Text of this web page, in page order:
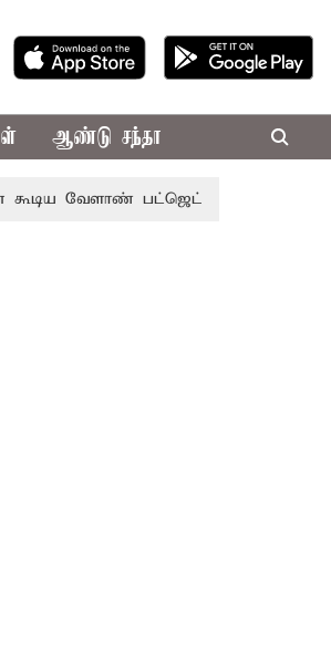
ஆண்டு சந்தா
பட்ஜெட்: முதல்-அமைச்சர் விஜய்